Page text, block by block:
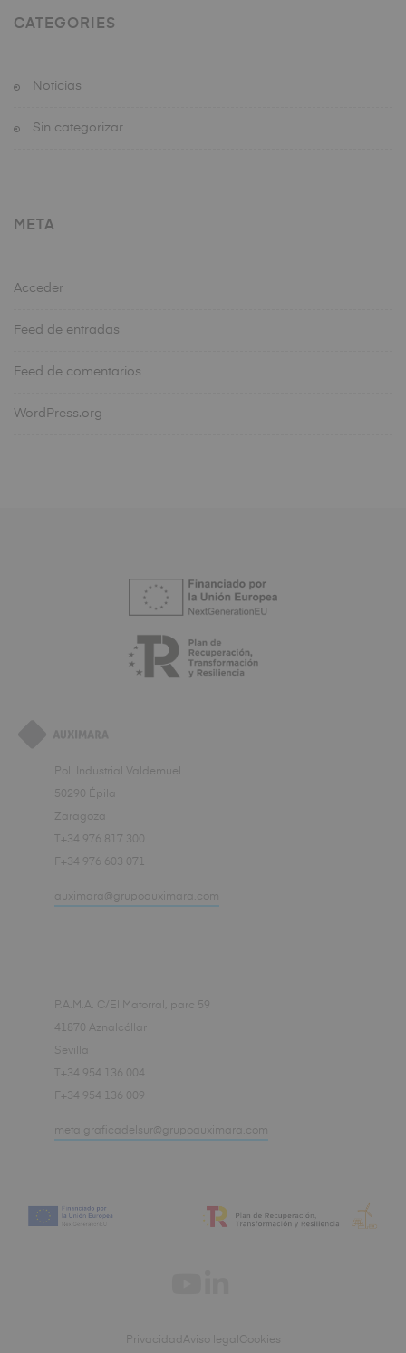
CATEGORIES
Noticias
Sin categorizar
META
Acceder
Feed de entradas
Feed de comentarios
WordPress.org
Pol. Industrial Valdemuel
50290 Épila
Zaragoza
T+34 976 817 300
F+34 976 603 071
auximara@grupoauximara.com
P.A.M.A. C/El Matorral, parc 59
41870 Aznalcóllar
Sevilla
T+34 954 136 004
F+34 954 136 009
metalgraficadelsur@grupoauximara.com
Privacidad Aviso legal Cookies